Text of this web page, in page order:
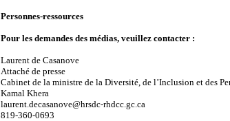
Personnes-ressources
Pour les demandes des médias, veuillez contacter :
Laurent de Casanove
Attaché de presse
Cabinet de la ministre de la Diversité, de l’Inclusion et des
Kamal Khera
laurent.decasanove@hrsdc-rhdcc.gc.ca
819-360-0693